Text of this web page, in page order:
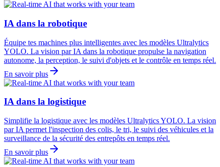
IA dans la robotique
Équipe tes machines plus intelligentes avec les modèles Ultralytics
YOLO. La vision par IA dans la robotique propulse la navigation
autonome, la perception, le suivi d'objets et le contrôle en temps réel.
En savoir plus
IA dans la logistique
Simplifie la logistique avec les modèles Ultralytics YOLO. La vision
par IA permet l'inspection des colis, le tri, le suivi des véhicules et la
surveillance de la sécurité des entrepôts en temps réel.
En savoir plus